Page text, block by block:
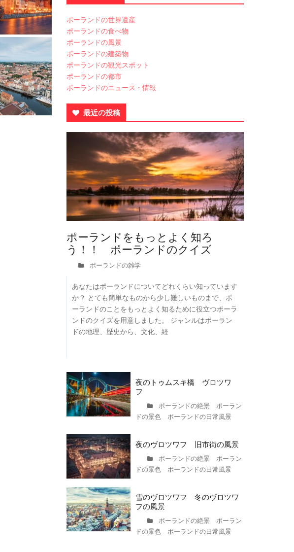
ポーランドの世界遺産
ポーランドの食べ物
ポーランドの風景
ポーランドの建築物
ポーランドの観光スポット
ポーランドの都市
ポーランドのニュース・情報
最近の投稿
ポーランドをもっとよく知ろ
う！！ ポーランドのクイズ
ポーランドの雑学
あなたはポーランドについてどれくらい知っています
か？ とても簡単なものから少し難しいものまで、ポ
ーランドのことをもっとよく知るために役立つポーラ
ンドのクイズを用意しました。 ジャンルはポーラン
ドの地理、歴史から、文化、経
夜のトゥムスキ橋 ヴロツワ
フ
ポーランドの絶景 ポーラン
ドの景色 ポーランドの日常風景
夜のヴロツワフ 旧市街の風景
ポーランドの絶景 ポーラン
ドの景色 ポーランドの日常風景
雪のヴロツワフ 冬のヴロツワ
フの風景
ポーランドの絶景 ポーラン
ドの景色 ポーランドの日常風景